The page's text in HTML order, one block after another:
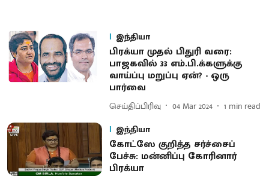
இந்தியா
பிரக்யா முதல் பிதுரி வரை:
பாஜகவில் 33 எம்.பி.க்களுக்கு
வாய்ப்பு மறுப்பு ஏன்? - ஒரு
பார்வை
செய்திப்பிரிவு 04 Mar 2024 1 min read
இந்தியா
கோட்ஸே குறித்த சர்ச்சைப்
பேச்சு: மன்னிப்பு கோரினார்
பிரக்யா